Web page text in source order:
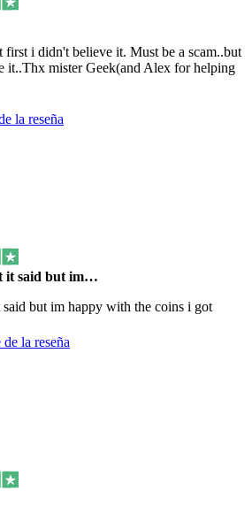
i didn't believe it. Must be a scam..but
it..Thx mister Geek(and Alex for helping
la reseña
it said but im…
but im happy with the coins i got
la reseña